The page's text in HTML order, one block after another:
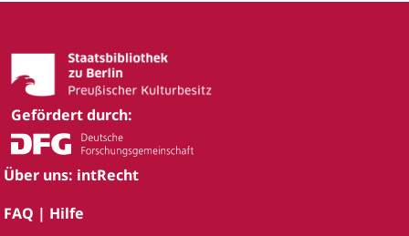
Gefördert durch:
Über uns: intRecht
FAQ | Hilfe